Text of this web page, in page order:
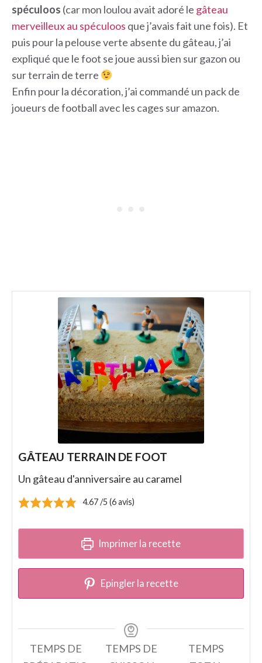
spéculoos (car mon loulou avait adoré le gâteau
merveilleux au spéculoos que j’avais fait une fois). Et
puis pour la pelouse verte absente du gâteau, j’ai
expliqué que le foot se joue aussi bien sur gazon ou
sur terrain de terre
Enfin pour la décoration, j’ai commandé un pack de
joueurs de football avec les cages sur amazon.
GÂTEAU TERRAIN DE FOOT
Un gâteau d'anniversaire au caramel
4.67/5 (6avis)
Imprimer la recette
Epingler la recette
TEMPS DE
TEMPS DE
TEMPS